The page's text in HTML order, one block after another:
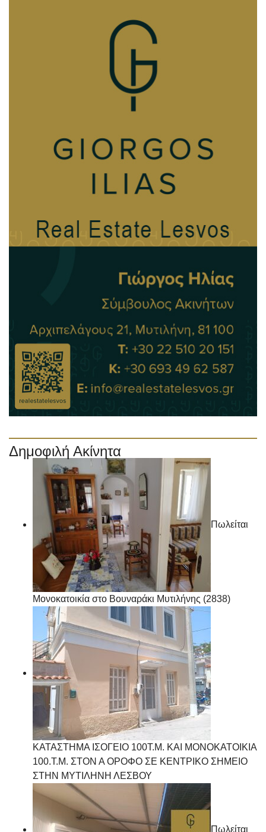
Δημοφιλή Ακίνητα
Πωλείται
Μονοκατοικία στο Βουναράκι Μυτιλήνης (2838)
ΚΑΤΑΣΤΗΜΑ ΙΣΟΓΕΙΟ 100Τ.Μ. ΚΑΙ ΜΟΝΟΚΑΤΟΙΚΙΑ
100.Τ.Μ. ΣΤΟΝ Α ΟΡΟΦΟ ΣΕ ΚΕΝΤΡΙΚΟ ΣΗΜΕΙΟ
ΣΤΗΝ ΜΥΤΙΛΗΝΗ ΛΕΣΒΟΥ
Πωλείται